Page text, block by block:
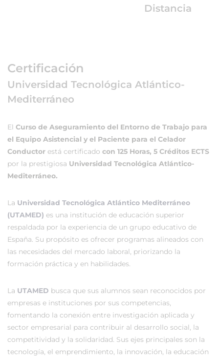
Distancia
Certificación
Universidad Tecnológica Atlántico-
Mediterráneo
El Curso de Aseguramiento del Entorno de Trabajo para
el Equipo Asistencial y el Paciente para el Celador
Conductor está certificado con 125 Horas, 5 Créditos ECTS
por la prestigiosa Universidad Tecnológica Atlántico-
Mediterráneo.
La Universidad Tecnológica Atlántico Mediterráneo
(UTAMED) es una institución de educación superior
respaldada por la experiencia de un grupo educativo de
España. Su propósito es ofrecer programas alineados con
las necesidades del mercado laboral, priorizando la
formación práctica y en habilidades.
La UTAMED busca que sus alumnos sean reconocidos por
empresas e instituciones por sus competencias,
fomentando la conexión entre investigación aplicada y
sector empresarial para contribuir al desarrollo social, la
competitividad y la solidaridad. Sus ejes principales son la
tecnología, el emprendimiento, la innovación, la educación